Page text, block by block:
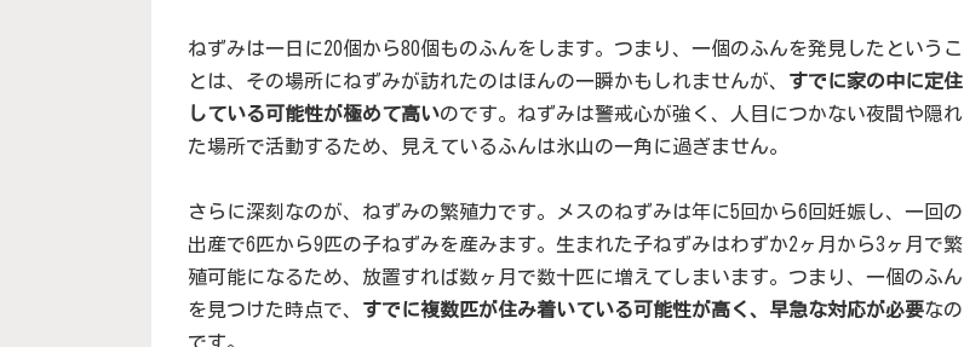
ねずみは一日に20個から80個ものふんをします。つまり、一個のふんを発見したというこ
とは、その場所にねずみが訪れたのはほんの一瞬かもしれませんが、 すでに家の中に定住
している可能性が極めて高いのです。ねずみは警戒心が強く、人目につかない夜間や隠れ
た場所で活動するため、見えているふんは氷山の一角に過ぎません。
さらに深刻なのが、ねずみの繁殖力です。メスのねずみは年に5回から6回妊娠し、一回の
出産で6匹から9匹の子ねずみを産みます。生まれた子ねずみはわずか2ヶ月から3ヶ月で繁
殖可能になるため、放置すれば数ヶ月で数十匹に増えてしまいます。つまり、一個のふん
を見つけた時点で、 すでに複数匹が住み着いている可能性が高く、早急な対応が必要なの
です。